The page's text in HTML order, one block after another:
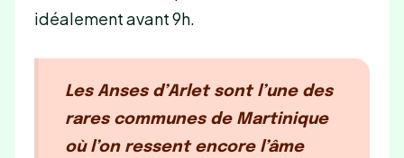
idéalement avant 9h.
Les Anses d’Arlet sont l’une des
rares communes de Martinique
où l’on ressent encore l’âme